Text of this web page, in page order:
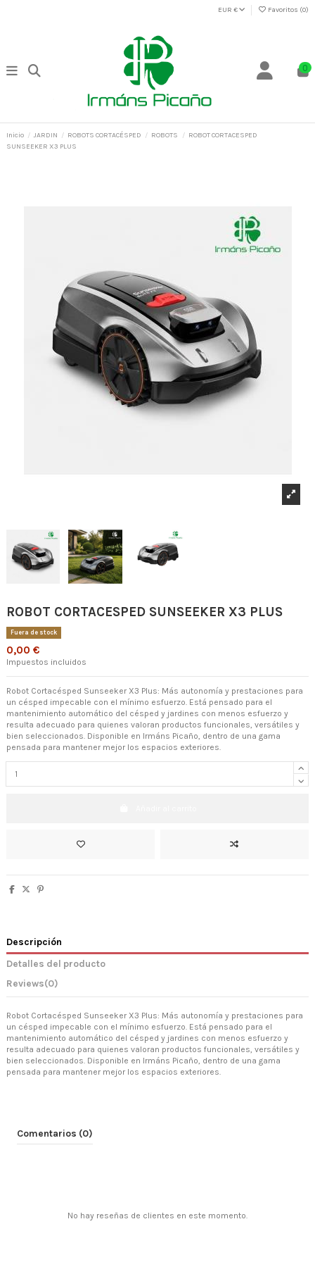
EUR € Favoritos (0)
0
Inicio JARDIN ROBOTS CORTACÉSPED ROBOTS
ROBOT CORTACESPED
SUNSEEKER X3 PLUS
ROBOT CORTACESPED SUNSEEKER X3 PLUS
Fuera de stock
0,00 €
Impuestos incluidos
Robot Cortacésped Sunseeker X3 Plus: Más autonomía y prestaciones para
un césped impecable con el mínimo esfuerzo. Está pensado para el
mantenimiento automático del césped y jardines con menos esfuerzo y
resulta adecuado para quienes valoran productos funcionales, versátiles y
bien seleccionados. Disponible en Irmáns Picaño, dentro de una gama
pensada para mantener mejor los espacios exteriores.
Descripción
Detalles del producto
Reviews(0)
Robot Cortacésped Sunseeker X3 Plus: Más autonomía y prestaciones para
un césped impecable con el mínimo esfuerzo. Está pensado para el
mantenimiento automático del césped y jardines con menos esfuerzo y
resulta adecuado para quienes valoran productos funcionales, versátiles y
bien seleccionados. Disponible en Irmáns Picaño, dentro de una gama
pensada para mantener mejor los espacios exteriores.
Comentarios (0)
No hay reseñas de clientes en este momento.